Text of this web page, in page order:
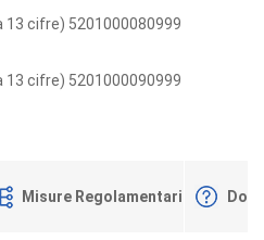
13 cifre) 5201000080999
13 cifre) 5201000090999
Misure Regolamentari